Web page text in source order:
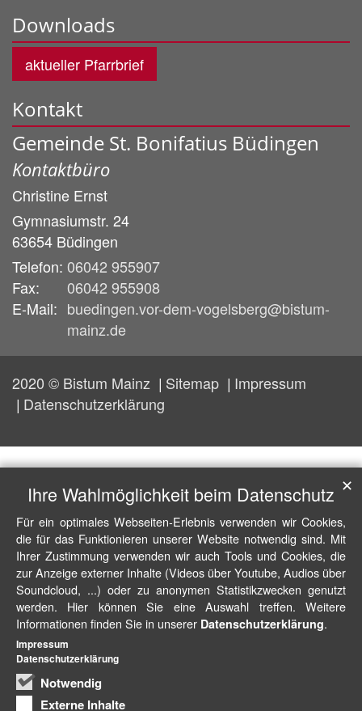
Downloads
aktueller Pfarrbrief
Kontakt
Gemeinde St. Bonifatius Büdingen
Kontaktbüro
Christine Ernst
Gymnasiumstr. 24
63654 Büdingen
Telefon: 06042 955907
Fax:
06042 955908
E-Mail: buedingen.vor-dem-vogelsberg@bistum-
mainz.de
2020 © Bistum Mainz Sitemap
Impressum
Datenschutzerklärung
Ihre Wahlmöglichkeit beim Datenschutz
Für ein optimales Webseiten-Erlebnis verwenden wir Cookies,
die für das Funktionieren unserer Website notwendig sind. Mit
Ihrer Zustimmung verwenden wir auch Tools und Cookies, die
zur Anzeige externer Inhalte (Videos über Youtube, Audios über
Soundcloud, ...) oder zu anonymen Statistikzwecken genutzt
werden. Hier können Sie eine Auswahl treffen. Weitere
Informationen finden Sie in unserer Datenschutzerklärung.
Notwendig
Externe Inhalte
✕
Impressum
Datenschutzerklärung